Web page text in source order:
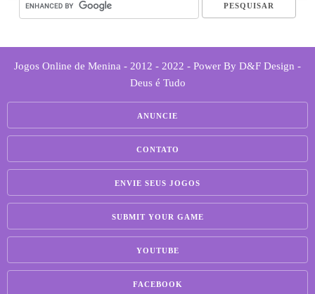
Jogos Online de Menina - 2012 - 2022 - Power By D&F Design -
Deus é Tudo
ANUNCIE
CONTATO
ENVIE SEUS JOGOS
SUBMIT YOUR GAME
YOUTUBE
FACEBOOK